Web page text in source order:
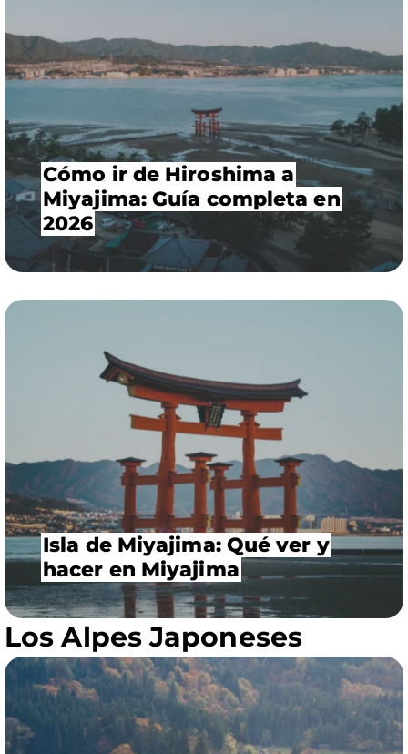
Cómo ir de Hiroshima a
Miyajima: Guía completa en
2026
Isla de Miyajima: Qué ver y
hacer en Miyajima
Los Alpes Japoneses